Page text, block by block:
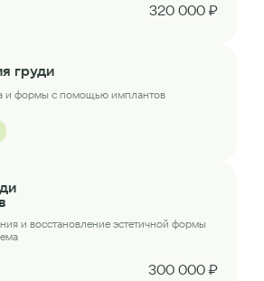
320 000 ₽
груди
и формы с помощью имплантов
и восстановление эстетичной формы
300 000 ₽